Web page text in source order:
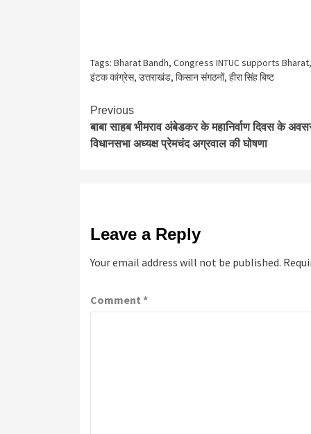
Tags: Bharat Bandh, Congress INTUC supports Bharat
इंटक कांग्रेस, उत्तराखंड, किसान संगठनों, हीरा सिंह बिष्ट
Continue
Reading
Previous
बाबा साहब भीमराव अंबेडकर के महानिर्वाण दिवस के
विधानसभा अध्यक्ष प्रेमचंद अग्रवाल की घोषणा
Leave a Reply
Your email address will not be published.
Comment *